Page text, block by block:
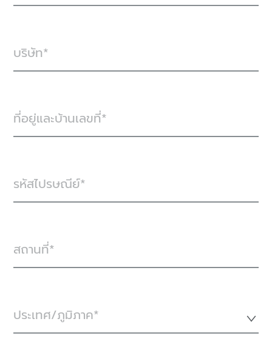
บริษัท
ที่อยู่และบ้านเลขที่
รหัสไปรษณีย์
สถานที่
ประเทศ/ภูมิภาค*